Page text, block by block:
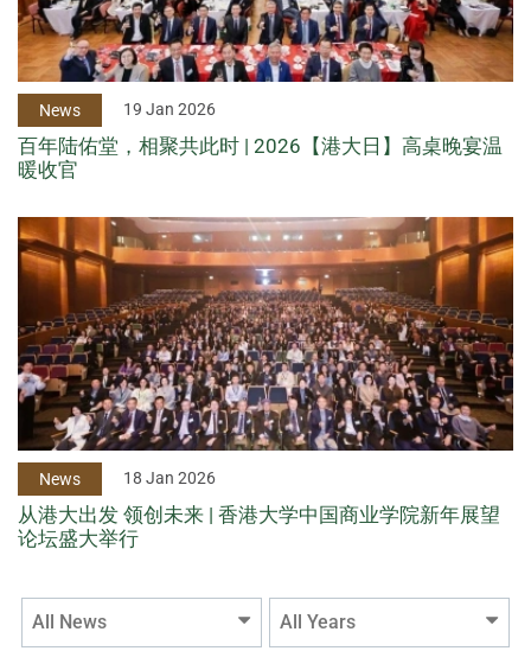
News 19 Jan 2026
百年陆佑堂，相聚共此时 | 2026【港大日】高桌晚宴温
暖收官
News 18 Jan 2026
从港大出发 领创未来 | 香港大学中国商业学院新年展望
论坛盛大举行
All News All Years